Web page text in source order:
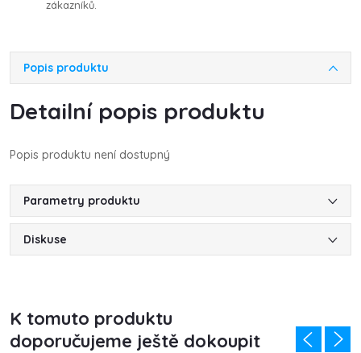
zákazníků.
Popis produktu
Detailní popis produktu
Popis produktu není dostupný
Parametry produktu
Diskuse
K tomuto produktu
doporučujeme ještě dokoupit